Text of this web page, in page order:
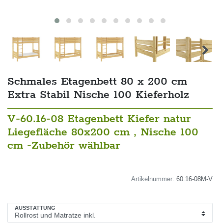
Schmales Etagenbett 80 x 200 cm
Extra Stabil Nische 100 Kieferholz
V-60.16-08 Etagenbett Kiefer natur
Liegefläche 80x200 cm , Nische 100
cm -Zubehör wählbar
Artikelnummer: 60.16-08M-V
AUSSTATTUNG